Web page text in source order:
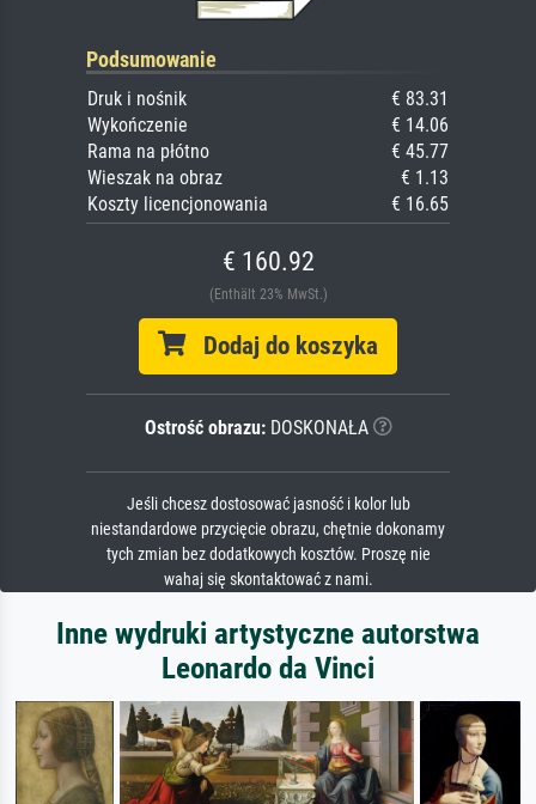
Podsumowanie
Druk i nośnik
€ 83.31
Wykończenie
€ 14.06
Rama na płótno
€ 45.77
Wieszak na obraz
€ 1.13
Koszty licencjonowania
€ 16.65
€ 160.92
(Enthält 23% MwSt.)
Dodaj do koszyka
Ostrość obrazu:DOSKONAŁA
Jeśli chcesz dostosować jasność i kolor lub
niestandardowe przycięcie obrazu, chętnie dokonamy
tych zmian bez dodatkowych kosztów. Proszę nie
wahaj się skontaktować z nami.
Inne wydruki artystyczne autorstwa
Leonardo da Vinci